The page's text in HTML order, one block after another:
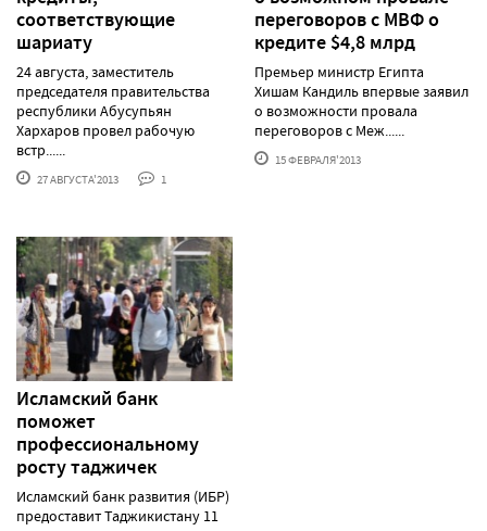
соответствующие
шариату
24 августа, заместитель
председателя правительства
республики Абусупьян
Хархаров провел рабочую
встр......
27 АВГУСТА'2013 1
переговоров с МВФ о
кредите $4,8 млрд
Премьер министр Египта
Хишам Кандиль впервые заявил
о возможности провала
переговоров с Меж......
15 ФЕВРАЛЯ'2013
Исламский банк
поможет
профессиональному
росту таджичек
Исламский банк развития (ИБР)
предоставит Таджикистану 11